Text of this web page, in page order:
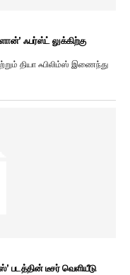
ஃபர்ஸ்ட் லுக்கிற்கு
தியா ஃபிலிம்ஸ் இணைந்து
படத்தின் டீசர் வெளியீடு